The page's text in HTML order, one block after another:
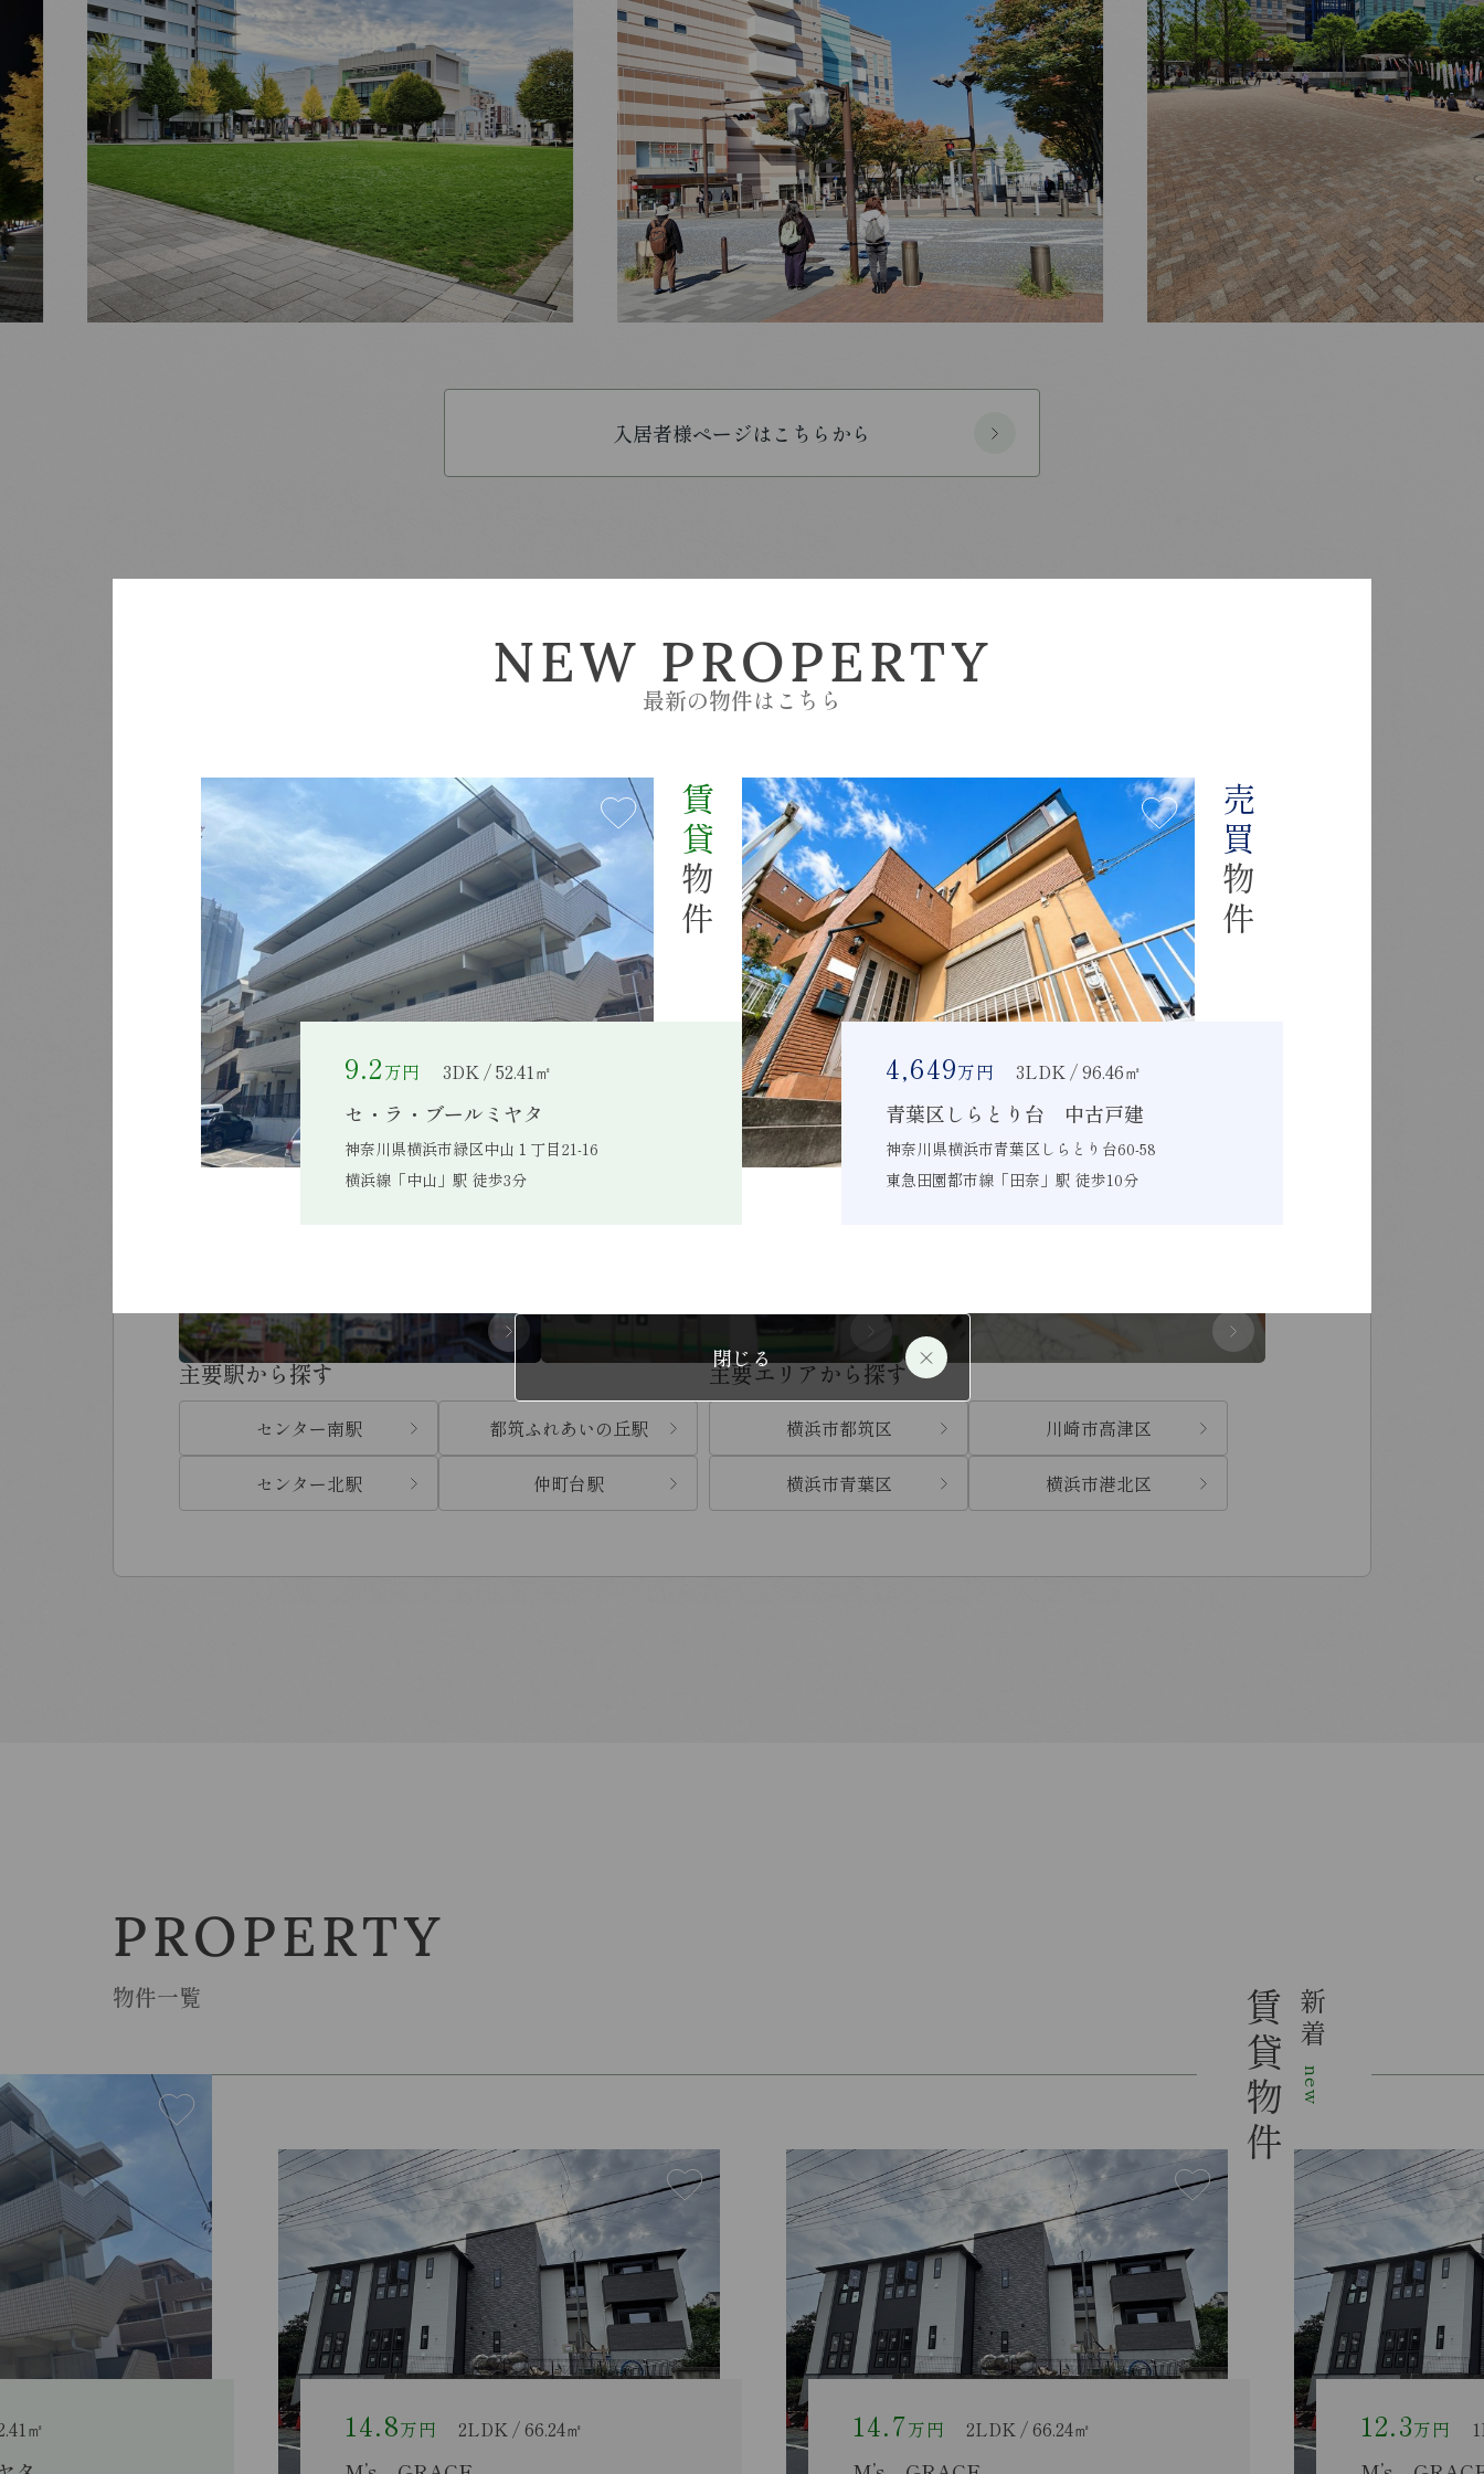
NEW PROPERTY
最新の物件はこちら
賃貸
物件
9.2万円 3DK / 52.41㎡
セ・ラ・ブールミヤタ
神奈川県横浜市緑区中山１丁目21-16
横浜線「中山」駅 徒歩3分
売買
物件
4,649万円 3LDK / 96.46㎡
青葉区しらとり台 中古戸建
神奈川県横浜市青葉区しらとり台60-58
東急田園都市線「田奈」駅 徒歩10分
閉じる
入居者様ページはこちらから
SEARCH
物件を探す
賃貸物件 売買物件
キーワードから探す 賃料から探す
～
主要駅から探す
センター南駅 都筑ふれあいの丘駅
センター北駅 仲町台駅
主要エリアから探す
横浜市都筑区 川崎市高津区
横浜市青葉区 横浜市港北区
PROPERTY
物件一覧 賃貸物件 新着
new
万円 2LDK / 66.24㎡ 万円 1LDK / 54.57㎡ 万円 1LDK＋S(納戸) /